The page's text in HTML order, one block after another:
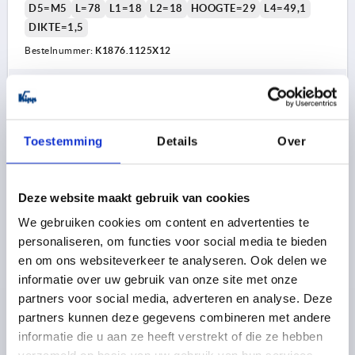
Toestemming Details Over
Deze website maakt gebruik van cookies
We gebruiken cookies om content en advertenties te
personaliseren, om functies voor social media te bieden
en om ons websiteverkeer te analyseren. Ook delen we
informatie over uw gebruik van onze site met onze
partners voor social media, adverteren en analyse. Deze
partners kunnen deze gegevens combineren met andere
informatie die u aan ze heeft verstrekt of die ze hebben
D5=M5 L=78 L1=18 L2=18 HOOGTE=29
L4=49,1
DIKTE=1,5
Bestelnummer: K1876.1125X12
42,85 €
excl. BTW
DETAILS
K1876 A
HANDWIEL PASBORING, MET GREEP, D1=125,
GESTRAALD